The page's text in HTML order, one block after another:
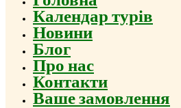
Календар турів
Новини
Блог
Про нас
Контакти
Ваше замовлення